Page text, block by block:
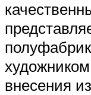
внесения